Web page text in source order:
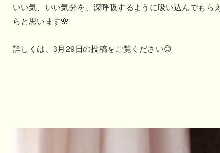
いい気、いい気分を、深呼吸するように吸い込んでもら
らと思います🌸
詳しくは、3月29日の投稿をご覧ください😊